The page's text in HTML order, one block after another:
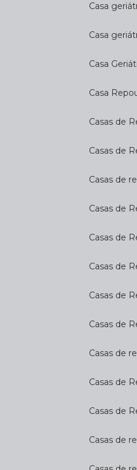
Casa
Casa
Casa
Casa
Casas de
Casas de
Casas de
Casas de
Casas de
Casas de
Casas de
Casas de
Casas de
Casas de
Casas de
Casas de